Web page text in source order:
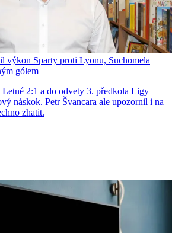
výkon Sparty proti Lyonu, Suchomela
gólem
Letné 2:1 a do odvety 3. předkola Ligy
náskok. Petr Švancara ale upozornil i na
zhatit.